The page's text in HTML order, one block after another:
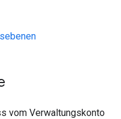
vom Verwaltungskonto